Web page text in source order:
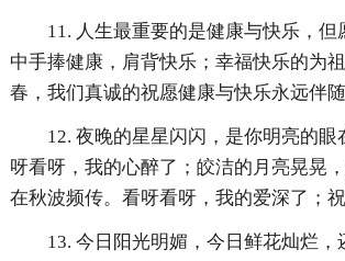
11. 人生最重要的是健康与快乐，但
中手捧健康，肩背快乐；幸福快乐的为
春，我们真诚的祝愿健康与快乐永远伴随
12. 夜晚的星星闪闪，是你明亮的眼
呀看呀，我的心醉了；皎洁的月亮晃晃
在秋波频传。看呀看呀，我的爱深了；
13. 今日阳光明媚，今日鲜花灿烂，